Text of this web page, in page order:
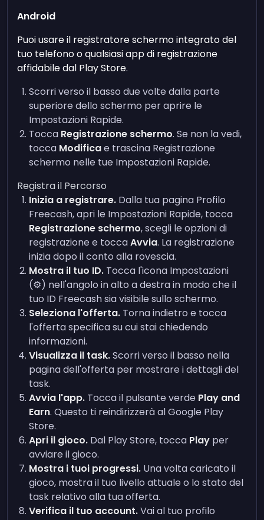
Android
Puoi usare il registratore schermo integrato del
tuo telefono o qualsiasi app di registrazione
affidabile dal Play Store.
Scorri verso il basso due volte dalla parte
superiore dello schermo per aprire le
Impostazioni Rapide.
Tocca Registrazione schermo. Se non la vedi,
tocca Modificae trascina Registrazione
schermo nelle tue Impostazioni Rapide.
Registra il Percorso
Inizia a registrare. Dalla tua pagina Profilo
Freecash, apri le Impostazioni Rapide, tocca
Registrazione schermo, scegli le opzioni di
registrazione e toccaAvvia. La registrazione
inizia dopo il conto alla rovescia.
Mostra il tuo ID. Tocca l'icona Impostazioni
(⚙️) nell'angolo in alto a destra in modo che il
tuo ID Freecash sia visibile sullo schermo.
Seleziona l'offerta. Torna indietro e tocca
l'offerta specifica su cui stai chiedendo
informazioni.
Visualizza il task.Scorri verso il basso nella
pagina dell'offerta per mostrare i dettagli del
task.
Avvia l'app. Tocca il pulsante verde Play and
Earn. Questo ti reindirizzerà al Google Play
Store.
Apri il gioco. Dal Play Store, tocca Play per
avviare il gioco.
Mostra i tuoi progressi. Una volta caricato il
gioco, mostra il tuo livello attuale o lo stato del
task relativo alla tua offerta.
Verifica il tuo account.Vai al tuo profilo